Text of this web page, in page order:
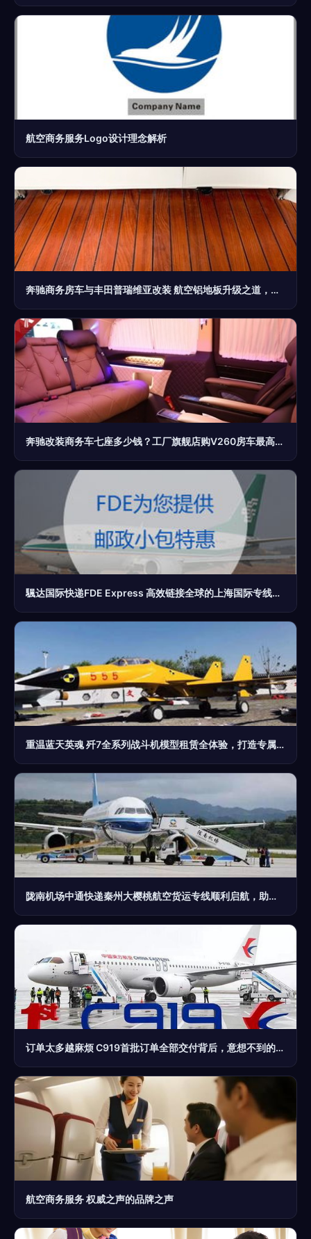
航空商务服务Logo设计理念解析
奔驰商务房车与丰田普瑞维亚改装 航空铝地板升级之道，佛山尖货配深圳服务
奔驰改装商务车七座多少钱？工厂旗舰店购V260房车最高直降10万元
颿达国际快递FDE Express 高效链接全球的上海国际专线枢纽
重温蓝天英魂 歼7全系列战斗机模型租赁全体验，打造专属视觉记忆
陇南机场中通快递秦州大樱桃航空货运专线顺利启航，助力航空商务服务新升级
订单太多越麻烦 C919首批订单全部交付背后，意想不到的事情出现
航空商务服务 权威之声的品牌之声